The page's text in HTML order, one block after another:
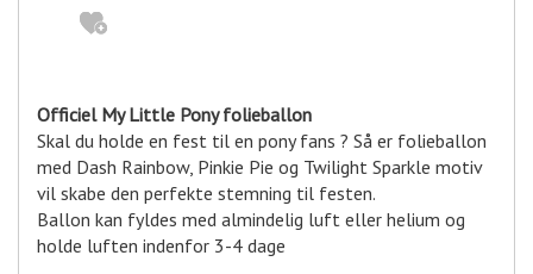
Officiel My Little Pony folieballon
Skal du holde en fest til en pony fans ? Så er folieballon
med Dash Rainbow, Pinkie Pie og Twilight Sparkle motiv
vil skabe den perfekte stemning til festen.
Ballon kan fyldes med almindelig luft eller helium og
holde luften indenfor 3-4 dage